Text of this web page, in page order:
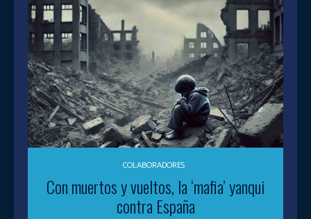
COLABORADORES
Con muertos y vueltos, la ‘mafia’ yanqui
contra España